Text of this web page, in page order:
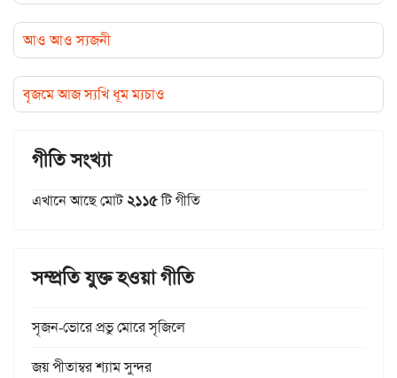
আও আও স্যজনী
বৃজমে আজ স্যখি ধূম ম্যচাও
গীতি সংখ্যা
এখানে আছে মোট২১১৫টি গীতি
সম্প্রতি যুক্ত হওয়া গীতি
সৃজন-ভোরে প্রভু মোরে সৃজিলে
জয় পীতাম্বর শ্যাম সুন্দর